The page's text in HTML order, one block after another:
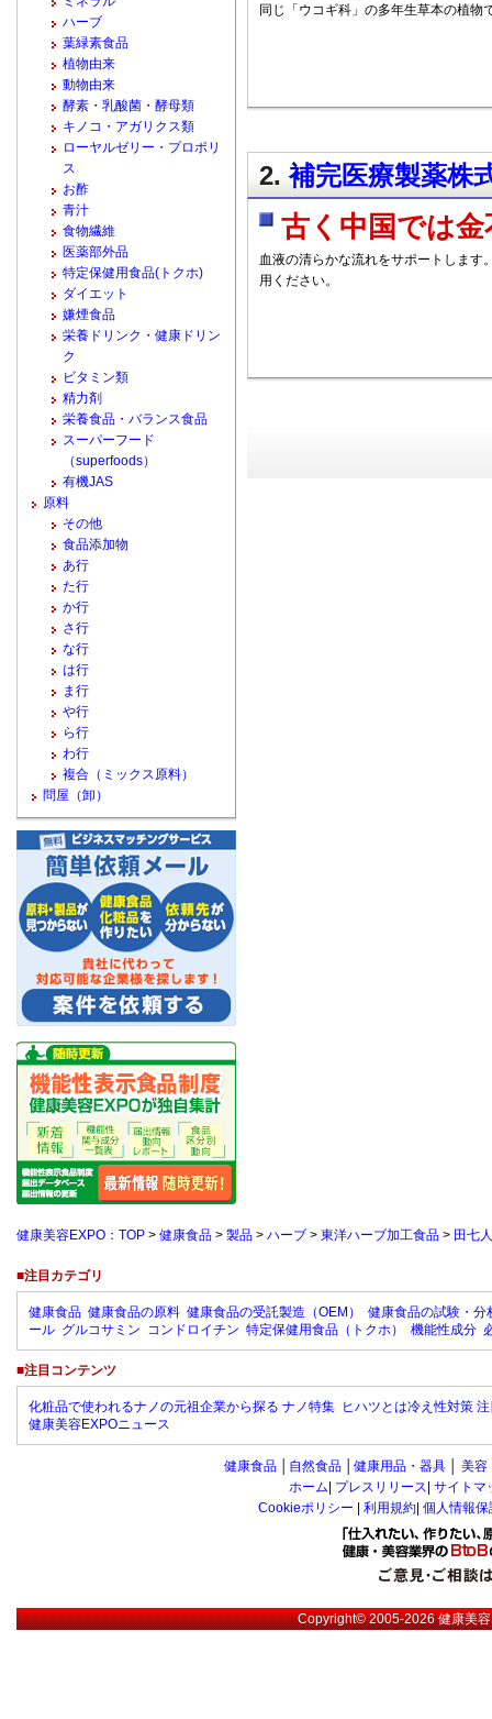
同じ「ウコギ科」の多年生草本の植物
2.補完医療製薬株
古く中国では
血液の清らかな流れをサポートします
用ください。
ハーブ
葉緑素食品
植物由来
動物由来
酵素・乳酸菌・酵母類
キノコ・アガリクス類
ローヤルゼリー・プロポリ
ス
お酢
青汁
食物繊維
医薬部外品
特定保健用食品(トクホ)
ダイエット
嫌煙食品
栄養ドリンク・健康ドリン
ク
ビタミン類
精力剤
栄養食品・バランス食品
スーパーフード
（superfoods）
有機JAS
原料
その他
食品添加物
あ行
た行
か行
さ行
な行
は行
ま行
や行
ら行
わ行
複合（ミックス原料）
問屋（卸）
健康美容EXPO：TOP > 健康食品 > 製品 > ハーブ > 東洋ハーブ加工食品 > 田七
■注目カテゴリ
健康食品 健康食品の原料 健康食品の受託製造（OEM）
健康食品の試験・分
ール グルコサミン コンドロイチン 特定保健用食品（トクホ） 機能性成分
■注目コンテンツ
化粧品で使われるナノの元祖企業から探る ナノ特集 ヒハツとは冷え性対策
健康美容EXPOニュース
健康食品 自然食品 健康用品・器具 美容
ホーム プレスリリース サイトマ
Cookieポリシー
利用規約 個人情報
Copyright© 2005-2026健康美